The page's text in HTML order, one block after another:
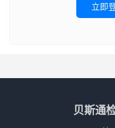
立即
贝斯通